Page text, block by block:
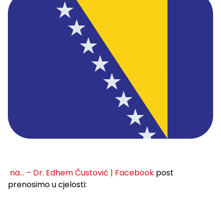
na… – Dr. Edhem Čustović | Facebook post
prenosimo u cjelosti: